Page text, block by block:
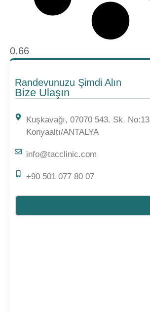
Randevunuzu Şimdi Alın
Bize Ulaşın
Kuşkavağı, 07070 543. Sk. No:13
Konyaaltı/ANTALYA
info@tacclinic.com
+90 501 077 80 07